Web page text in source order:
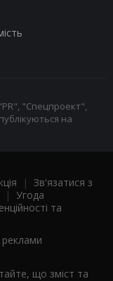
"Спецпроект",
на
| Зв'язатися з
| Угода
та
реклами
що зміст та